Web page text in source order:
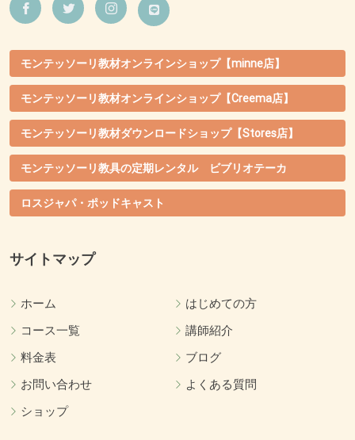
モンテッソーリ教材オンラインショップ【minne店】
モンテッソーリ教材オンラインショップ【Creema店】
モンテッソーリ教材ダウンロードショップ【Stores店】
モンテッソーリ教具の定期レンタル ビブリオテーカ
ロスジャパ・ポッドキャスト
サイトマップ
ホーム
はじめての方
コース一覧
講師紹介
料金表
ブログ
お問い合わせ
よくある質問
ショップ